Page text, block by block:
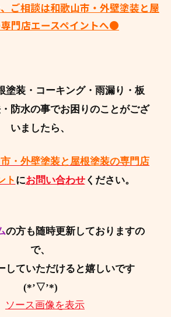
ご相談は和歌山市・外壁塗装と屋
門店エースペイントへ●
塗装・コーキング・雨漏り・板
防水の事でお困りのことがござ
いましたら、
・外壁塗装と屋根塗装の専門店
ト にお問い合わせください。
の方も随時更新しておりますの
で、
していただけると嬉しいです
(*’▽’*)